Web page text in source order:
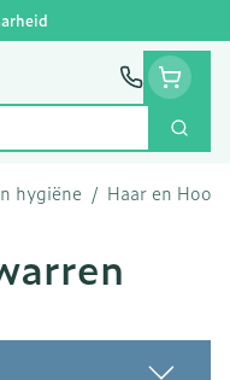
Zoek
hygiëne / Haar en Hoofd